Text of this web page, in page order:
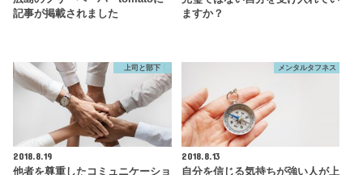
記事が掲載されました
ますか？
上司と部下
2018.8.19
他者を尊重したコミュニケーショ
メンタルタフネス
2018.8.13
自分を信じる気持ちが強い人が上